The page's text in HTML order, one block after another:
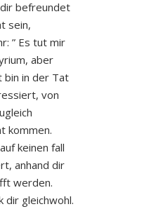
befreundet
sein,
” Es tut mir
aber
bin in der Tat
von
kommen.
keinen fall
anhand dir
werden.
dir gleichwohl.